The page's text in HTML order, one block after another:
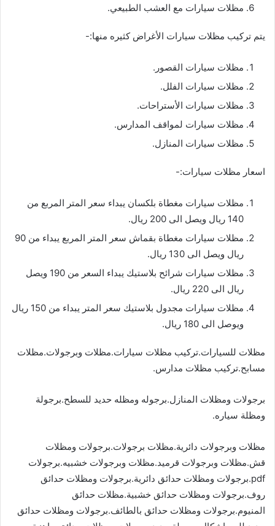
مظلات سيارات مع العشب الطبيعي.
يتم تركيب مظلات سيارات الأغراض كثيره منها:-
مظلات سيارات القصور.
مظلات سيارات الفلل.
مظلات سيارات الأستراحات.
مظلات سيارات لمواقف المدارس.
مظلات سيارات المنازل.
اسعار مظلات سيارات:-
مظلات سيارات مغطاة بلكسان يبداء سعر المتر المربع من
140 ريال ويصل الى 200 ريال.
مظلات سيارات مغطاة بقماش سعر المتر المربع يبداء من 90
ريال ويصل الى 130 ريال.
مظلات سيارات شرائح بلاستيك يبداء السعر من 190 ويصل
ريال الى 220 ريال.
مظلات سيارات مجدول بلاستيك سعر المتر يبداء من 150 ريال
ويوصل الى 180 ريال.
مظلات للسيارات.تركيب مظلات سيارات.مظلات وبرجولات.مظلات
مسابح.تركيب مظلات مدارس.
برجولات ومظلات المنازل.برجوله ومظله حديد للسطح.برجولة
ومظلة سياره.
مظلات وبرجولات دائرية.مظلات برجولات.برجولات ومظلات
قش.مظلات وبرجولات قرميد.مظلات وبرجولات خشبيه.برجولات
pdf.برجولات ومظلات حدائق دائرية.برجولات ومظلات حدائق
روف.برجولات ومظلات حدائق خشبية.مظلات حدائق
المنيوم.برجولات ومظلات حدائق بالطائف.برجولات ومظلات حدائق